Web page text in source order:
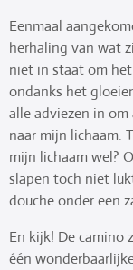
Eenmaal
herhaling van wat
niet in staat om
ondanks het
alle adviezen in
naar mijn lichaam.
mijn lichaam wel?
slapen toch niet
douche onder een
En kijk! De camino
één